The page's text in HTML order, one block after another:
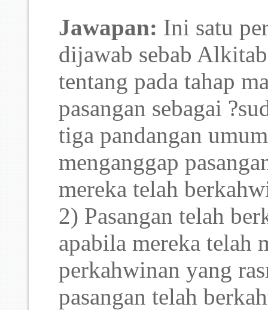
Jawapan: Ini satu
dijawab sebab
tentang pada tahap
pasangan sebagai
tiga pandangan
menganggap
mereka telah
2) Pasangan telah
apabila mereka telah
perkahwinan yang
pasangan telah